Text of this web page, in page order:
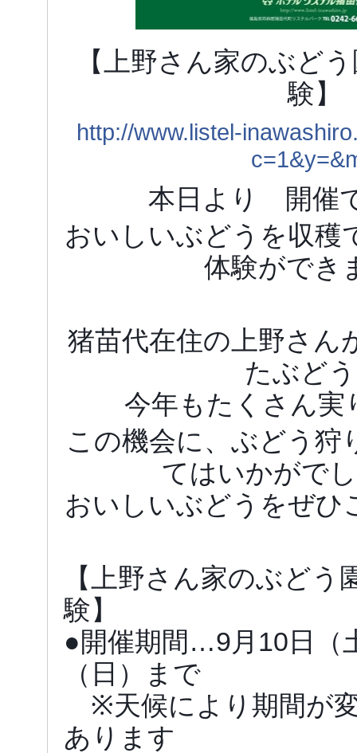
【上野さん家のぶど
験】
http://www.listel-
本日より 開催
おいしいぶどうを収穫
体験ができ
猪苗代在住の上野さん
たぶど
今年もたくさん実
この機会に、ぶどう狩
てはいかがで
おいしいぶどうをぜひ
【上野さん家のぶどう
験】
●開催期間…9月10日（
（日）まで
※天候により期間が
あります